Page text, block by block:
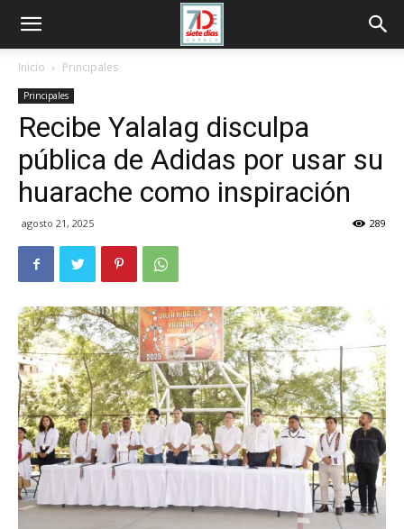
Inicio Principales
Principales
Recibe Yalalag disculpa
pública de Adidas por usar su
huarache como inspiración
agosto 21, 2025 289